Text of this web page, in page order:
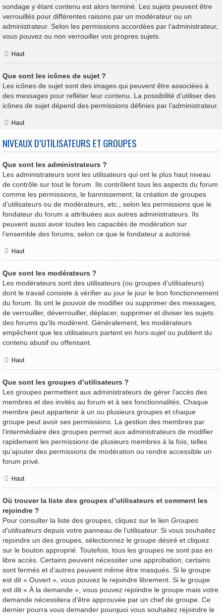
sondage y étant contenu est alors terminé. Les sujets peuvent être
verrouillés pour différentes raisons par un modérateur ou un
administrateur. Selon les permissions accordées par l’administrateur,
vous pouvez ou non verrouiller vos propres sujets.
Haut
Que sont les icônes de sujet ?
Les icônes de sujet sont des images qui peuvent être associées à
des messages pour refléter leur contenu. La possibilité d’utiliser des
icônes de sujet dépend des permissions définies par l’administrateur.
Haut
NIVEAUX D’UTILISATEURS ET GROUPES
Que sont les administrateurs ?
Les administrateurs sont les utilisateurs qui ont le plus haut niveau
de contrôle sur tout le forum. Ils contrôlent tous les aspects du forum
comme les permissions, le bannissement, la création de groupes
d’utilisateurs ou de modérateurs, etc., selon les permissions que le
fondateur du forum a attribuées aux autres administrateurs. Ils
peuvent aussi avoir toutes les capacités de modération sur
l’ensemble des forums, selon ce que le fondateur a autorisé.
Haut
Que sont les modérateurs ?
Les modérateurs sont des utilisateurs (ou groupes d’utilisateurs)
dont le travail consiste à vérifier au jour le jour le bon fonctionnement
du forum. Ils ont le pouvoir de modifier ou supprimer des messages,
de verrouiller, déverrouiller, déplacer, supprimer et diviser les sujets
des forums qu’ils modèrent. Généralement, les modérateurs
empêchent que les utilisateurs partent en hors-sujetou publient du
contenu abusif ou offensant.
Haut
Que sont les groupes d’utilisateurs ?
Les groupes permettent aux administrateurs de gérer l’accès des
membres et des invités au forum et à ses fonctionnalités. Chaque
membre peut appartenir à un ou plusieurs groupes et chaque
groupe peut avoir ses permissions. La gestion des membres par
l’intermédiaire des groupes permet aux administrateurs de modifier
rapidement les permissions de plusieurs membres à la fois, telles
qu’ajouter des permissions de modération ou rendre accessible un
forum privé.
Haut
Où trouver la liste des groupes d’utilisateurs et comment les
rejoindre ?
Pour consulter la liste des groupes, cliquez sur le lien Groupes
d’utilisateurs depuis votre panneau de l’utilisateur. Si vous souhaitez
rejoindre un des groupes, sélectionnez le groupe désiré et cliquez
sur le bouton approprié. Toutefois, tous les groupes ne sont pas en
libre accès. Certains peuvent nécessiter une approbation, certains
sont fermés et d’autres peuvent même être masqués. Si le groupe
est dit « Ouvert », vous pouvez le rejoindre librement. Si le groupe
est dit « À la demande », vous pouvez rejoindre le groupe mais votre
demande nécessitera d’être approuvée par un chef de groupe. Ce
dernier pourra vous demander pourquoi vous souhaitez rejoindre le